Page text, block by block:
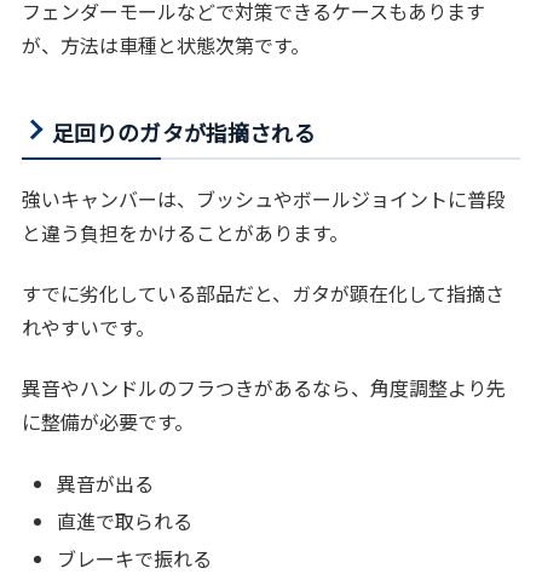
フェンダーモールなどで対策できるケースもあります
が、方法は車種と状態次第です。
足回りのガタが指摘される
強いキャンバーは、ブッシュやボールジョイントに普段
と違う負担をかけることがあります。
すでに劣化している部品だと、ガタが顕在化して指摘さ
れやすいです。
異音やハンドルのフラつきがあるなら、角度調整より先
に整備が必要です。
異音が出る
直進で取られる
ブレーキで振れる